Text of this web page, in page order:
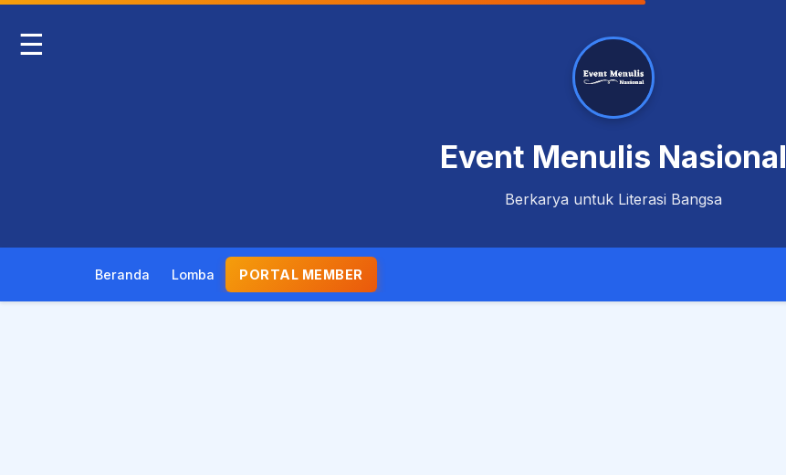
☰
Event Menulis Nasional
Berkarya untuk Literasi Bangsa
Beranda Lomba PORTAL MEMBER